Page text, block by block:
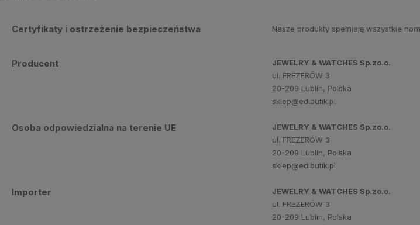
Certyfikaty i ostrzeżenie bezpieczeństwa Nasze produkty spełniają wszystkie
Producent
JEWELRY & WATCHES Sp.zo.o.
ul. FREZERÓW 3
20-209 Lublin, Polska
sklep@edibutik.pl
Osoba odpowiedzialna na terenie UE
JEWELRY & WATCHES Sp.zo.o.
ul. FREZERÓW 3
20-209 Lublin, Polska
sklep@edibutik.pl
Importer
JEWELRY & WATCHES Sp.zo.o.
ul. FREZERÓW 3
20-209 Lublin, Polska